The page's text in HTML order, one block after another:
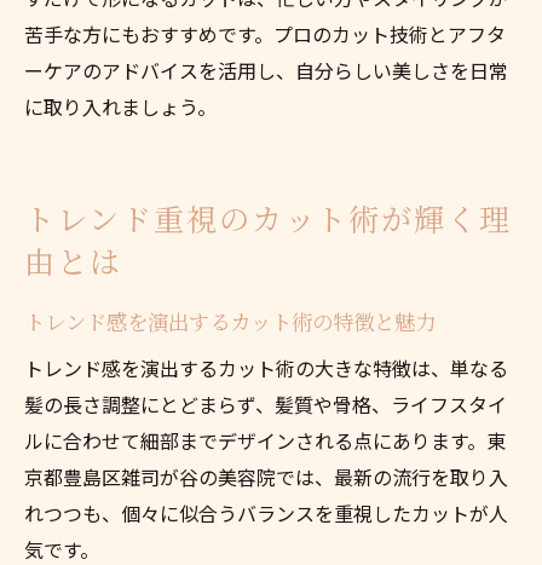
苦手な方にもおすすめです。プロのカット技術とアフタ
ーケアのアドバイスを活用し、自分らしい美しさを日常
に取り入れましょう。
トレンド重視のカット術が輝く理
由とは
トレンド感を演出するカット術の特徴と魅力
トレンド感を演出するカット術の大きな特徴は、単なる
髪の長さ調整にとどまらず、髪質や骨格、ライフスタイ
ルに合わせて細部までデザインされる点にあります。東
京都豊島区雑司が谷の美容院では、最新の流行を取り入
れつつも、個々に似合うバランスを重視したカットが人
気です。